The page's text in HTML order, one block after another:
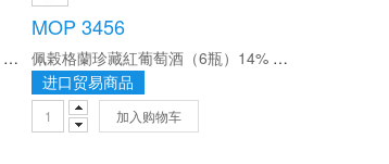
佩穀珍藏紅葡萄酒（6瓶）13% vol. 750ml/瓶
MOP 3456
佩榖格蘭珍藏紅葡萄酒（6瓶）14% vol. 750ml/瓶
进口贸易商品
加入购物车